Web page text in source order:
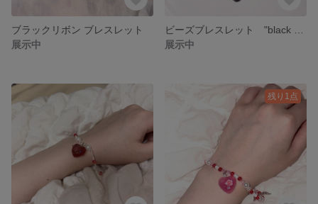
ブラックリボン ブレスレット
展示中
展示中
残り1点